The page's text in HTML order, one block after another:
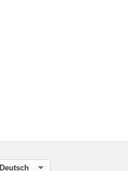
Deutsch